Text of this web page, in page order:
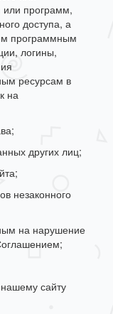
или программ,
доступа, а
программным
логины,
ресурсам в
на
других лиц;
незаконного
на нарушение
сайту